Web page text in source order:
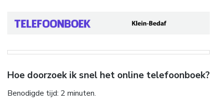
Hoe doorzoek ik snel het online telefoonboek?
Benodigde tijd: 2 minuten.